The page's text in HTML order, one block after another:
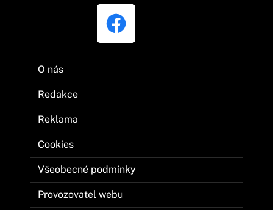
O nás
Redakce
Reklama
Cookies
Všeobecné podmínky
Provozovatel webu